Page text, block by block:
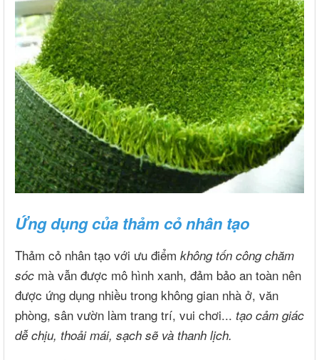
Ứng dụng của thảm cỏ nhân tạo
Thảm cỏ nhân tạo với ưu điểm không tốn công chăm
sóc mà vẫn được mô hình xanh, đảm bảo an toàn nên
được ứng dụng nhiều trong không gian nhà ở, văn
phòng, sân vườn làm trang trí, vui chơi... tạo cảm giác
dễ chịu, thoải mái, sạch sẽ và thanh lịch.